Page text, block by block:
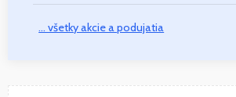
... všetky akcie a podujatia